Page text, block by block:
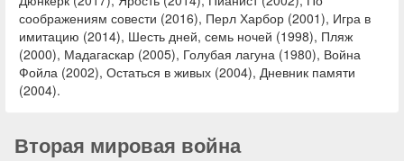
соображениям совести (2016), Перл Харбор (2001), Игра в
имитацию (2014), Шесть дней, семь ночей (1998), Пляж
(2000), Мадагаскар (2005), Голубая лагуна (1980), Война
Фойла (2002), Остаться в живых (2004), Дневник памяти
(2004).
Вторая мировая война